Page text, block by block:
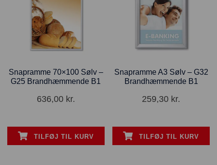
Snapramme 70×100 Sølv –
G25 Brandhæmmende B1
636,00 kr.
TILFØJ TIL KURV
Snapramme A3 Sølv – G32
Brandhæmmende B1
259,30 kr.
TILFØJ TIL KURV